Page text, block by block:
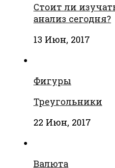
Стоит ли
анализ сегодня?
13 Июн, 2017
Фигуры
Треугольники
22 Июн, 2017
Валюта